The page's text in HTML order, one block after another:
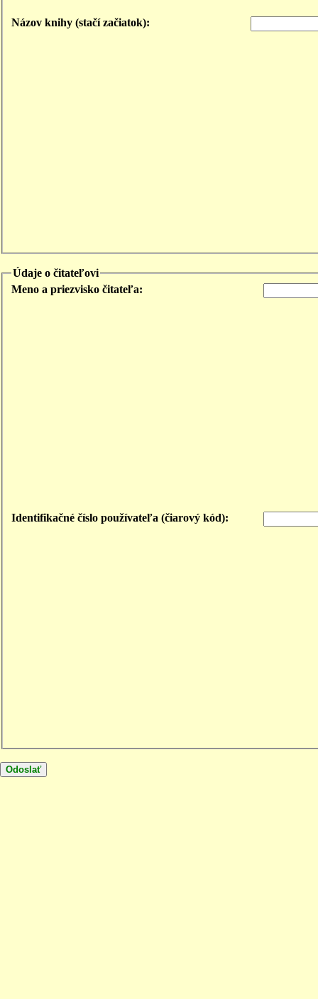
Názov knihy (stačí začiatok):
Údaje o čitateľovi
Meno a priezvisko čitateľa:
Identifikačné číslo používateľa (čiarový kód):